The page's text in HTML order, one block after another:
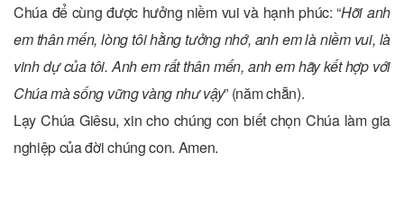
Chúa để cùng được hưởng niềm vui và hạnh phúc: “Hỡi anh
em thân mến, lòng tôi hằng tưởng nhớ, anh em là niềm vui, là
vinh dự của tôi. Anh em rất thân mến, anh em hãy kết hợp với
Chúa mà sống vững vàng như vậy” (năm chẵn).
Lạy Chúa Giêsu, xin cho chúng con biết chọn Chúa làm gia
nghiệp của đời chúng con. Amen.